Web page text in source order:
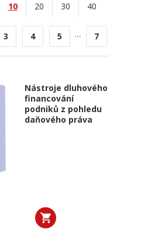
10 20 30 40
3 4 5 ... 7
Nástroje dluhového
financování
podniků z pohledu
daňového práva